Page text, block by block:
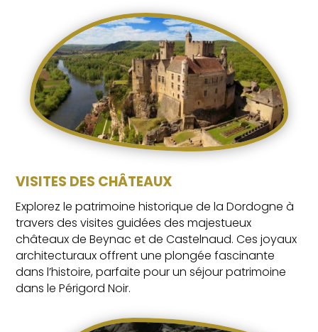
VISITES DES CHÂTEAUX
Explorez le patrimoine historique de la Dordogne à
travers des visites guidées des majestueux
châteaux de Beynac et de Castelnaud. Ces joyaux
architecturaux offrent une plongée fascinante
dans l’histoire, parfaite pour un séjour patrimoine
dans le Périgord Noir.